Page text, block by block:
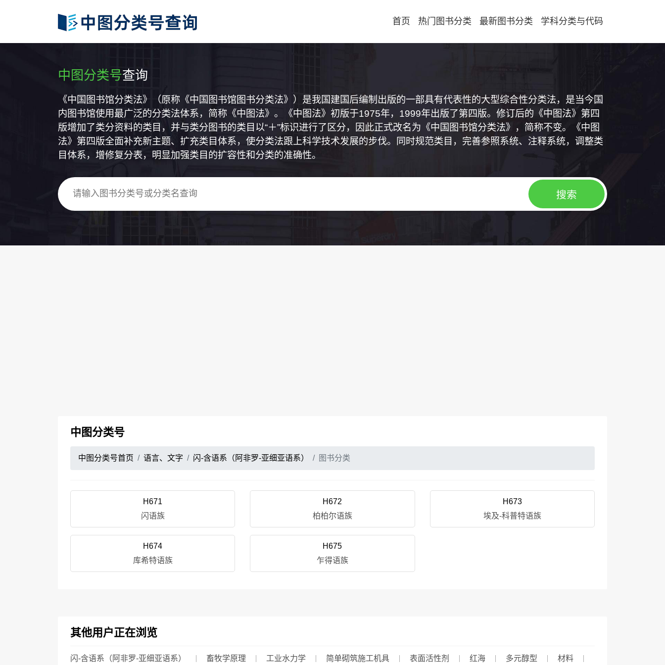
首页 热门图书分类 最新图书分类 学科分类与代码
中图分类号查询
《中国图书馆分类法》（原称《中国图书馆图书分类法》）是我国建国后编制出版的一部具有代表性的大型综合性分类法，是当今国
内图书馆使用最广泛的分类法体系，简称《中图法》。《中图法》初版于1975年，1999年出版了第四版。修订后的《中图法》第四
版增加了类分资料的类目，并与类分图书的类目以“＋”标识进行了区分，因此正式改名为《中国图书馆分类法》，简称不变。《中图
法》第四版全面补充新主题、扩充类目体系，使分类法跟上科学技术发展的步伐。同时规范类目，完善参照系统、注释系统，调整类
目体系，增修复分表，明显加强类目的扩容性和分类的准确性。
中图分类号
中图分类号首页 语言、文字 闪-含语系（阿非罗-亚细亚语系） 图书分类
H671
闪语族
H672
柏柏尔语族
H673
埃及-科普特语族
H674
库希特语族
H675
乍得语族
其他用户正在浏览
闪-含语系（阿非罗-亚细亚语系） 畜牧学原理 工业水力学 简单砌筑施工机具 表面活性剂 红海 多元醇型 材料